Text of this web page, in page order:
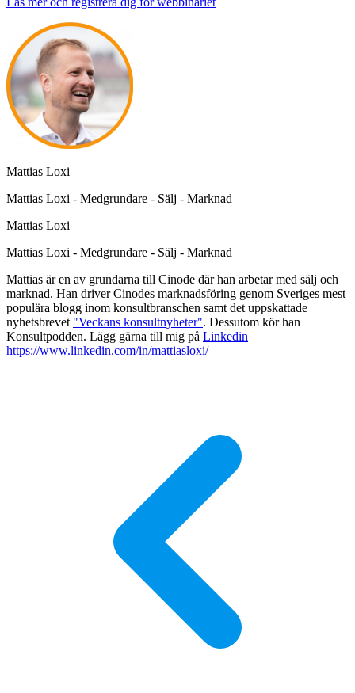
Mattias Loxi
Mattias Loxi - Medgrundare - Sälj - Marknad
Mattias Loxi
Mattias Loxi - Medgrundare - Sälj - Marknad
Mattias är en av grundarna till Cinode där han arbetar med sälj och
marknad. Han driver Cinodes marknadsföring genom Sveriges mest
populära blogg inom konsultbranschen samt det uppskattade
nyhetsbrevet "Veckans konsultnyheter". Dessutom kör han
Konsultpodden. Lägg gärna till mig på Linkedin
https://www.linkedin.com/in/mattiasloxi/